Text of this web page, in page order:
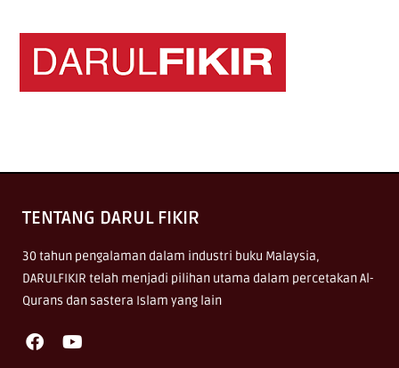
TENTANG DARUL FIKIR
30 tahun pengalaman dalam industri buku Malaysia,
DARULFIKIR telah menjadi pilihan utama dalam percetakan Al-
Qurans dan sastera Islam yang lain